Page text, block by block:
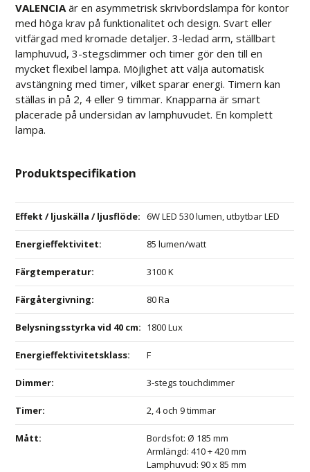
VALENCIAär en asymmetrisk skrivbordslampa för kontor
med höga krav på funktionalitet och design. Svart eller
vitfärgad med kromade detaljer. 3-ledad arm, ställbart
lamphuvud, 3-stegsdimmer och timer gör den till en
mycket flexibel lampa. Möjlighet att välja automatisk
avstängning med timer, vilket sparar energi. Timern kan
ställas in på 2, 4 eller 9 timmar. Knapparna är smart
placerade på undersidan av lamphuvudet. En komplett
lampa.
Produktspecifikation
Effekt / ljuskälla / ljusflöde: 6W LED 530 lumen, utbytbar LED
Energieffektivitet: 85 lumen/watt
Färgtemperatur: 3100 K
Färgåtergivning: 80 Ra
Belysningsstyrka vid 40 cm: 1800 Lux
Energieffektivitetsklass: F
Dimmer: 3-stegs touchdimmer
Timer: 2, 4 och 9 timmar
Mått:
Bordsfot: Ø 185 mm
Armlängd: 410 + 420 mm
Lamphuvud: 90 x 85 mm